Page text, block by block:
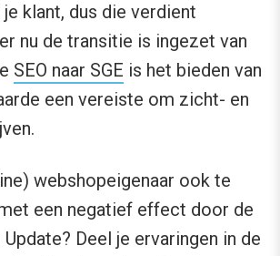
klant, dus die verdient
nu de transitie is ingezet van
SEO naar SGE is het bieden van
een vereiste om zicht- en
webshopeigenaar ook te
een negatief effect door de
Deel je ervaringen in de